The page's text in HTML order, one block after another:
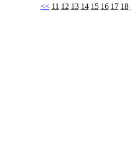
<< 11 12 13 14 15 16 17 18